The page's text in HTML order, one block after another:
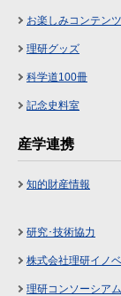
お楽しみコンテンツ
理研グッズ
科学道100冊
記念史料室
産学連携
知的財産情報
研究･技術協力
株式会社理研イノ
理研コンソーシアム